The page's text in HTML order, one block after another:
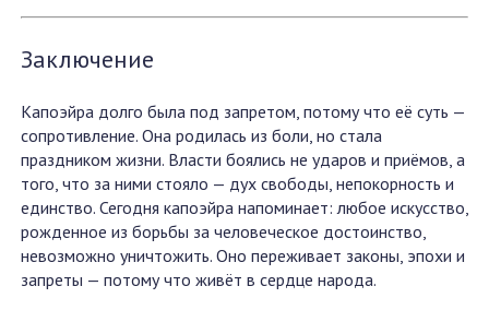
Заключение
Капоэйра долго была под запретом, потому что её суть —
сопротивление. Она родилась из боли, но стала
праздником жизни. Власти боялись не ударов и приёмов, а
того, что за ними стояло — дух свободы, непокорность и
единство. Сегодня капоэйра напоминает: любое искусство,
рожденное из борьбы за человеческое достоинство,
невозможно уничтожить. Оно переживает законы, эпохи и
запреты — потому что живёт в сердце народа.